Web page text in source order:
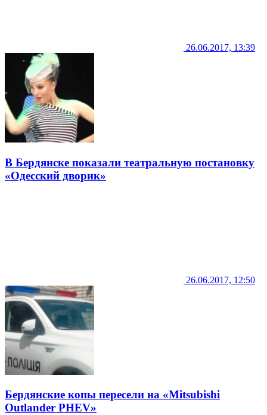
26.06.2017, 13:39
В Бердянске показали театральную постановку
«Одесский дворик»
26.06.2017, 12:50
Бердянские копы пересели на «Mitsubishi
Outlander PHEV»